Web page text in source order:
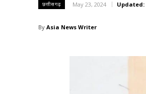
छत्तीसगढ़ May 23, 2024 Updated:
By Asia News Writer